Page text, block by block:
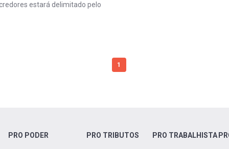
estará delimitado pelo
1
PRO PODER PRO TRIBUTOS PRO TRABALHISTA